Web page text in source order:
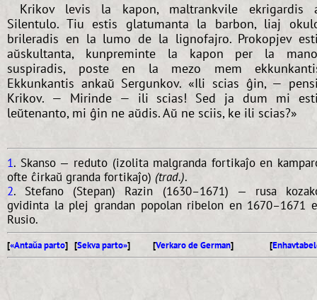
Krikov levis la kapon, maltrankvile ekrigardis
Silentulo. Tiu estis glatumanta la barbon, liaj
brileradis en la lumo de la lignofajro. Prokopjev
aŭskultanta, kunpreminte la kapon per la
suspiradis, poste en la mezo mem
Ekkunkantis ankaŭ Sergunkov. «Ili scias ĝin, —
Krikov. — Mirinde — ili scias! Sed ja dum mi
leŭtenanto, mi ĝin ne aŭdis. Aŭ ne sciis, ke ili scias?»
1. Skanso — reduto (izolita malgranda fortikaĵo en
ofte ĉirkaŭ granda fortikaĵo) (trad.).
2. Stefano (Stepan) Razin (1630–1671) — rusa
gvidinta la plej grandan popolan ribelon en 1670–1671
Rusio.
[«Antaŭa parto] [Sekva parto»] [Verkaro de German] [